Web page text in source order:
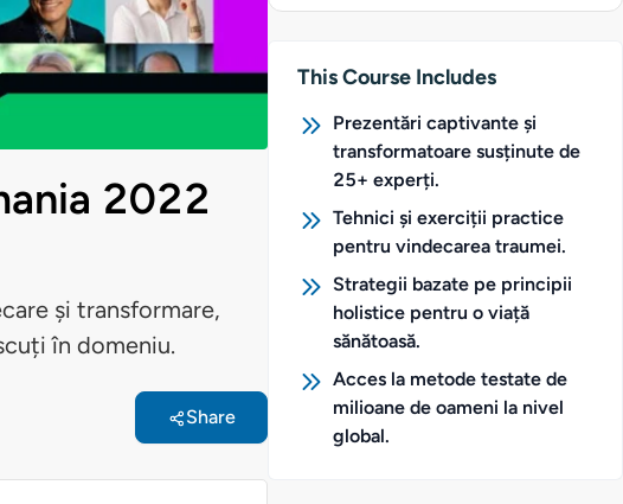
2022
și transformare,
în domeniu.
Share
This Course Includes
Prezentări captivante și
transformatoare susținute de
25+ experți.
Tehnici și exerciții practice
pentru vindecarea traumei.
Strategii bazate pe principii
holistice pentru o viață
sănătoasă.
Acces la metode testate de
milioane de oameni la nivel
global.